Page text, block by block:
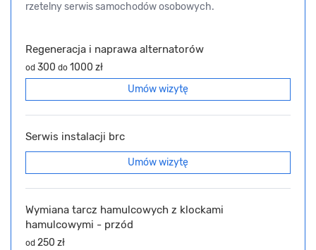
rzetelny serwis samochodów osobowych.
Regeneracja i naprawa alternatorów
od 300 do 1000 zł
Umów wizytę
Serwis instalacji brc
Umów wizytę
Wymiana tarcz hamulcowych z klockami
hamulcowymi - przód
od 250 zł